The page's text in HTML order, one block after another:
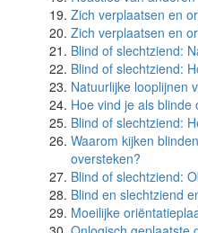
Zich verplaatsen en
Zich verplaatsen en
Blind of slechtziend:
Blind of slechtziend:
Natuurlijke looplijnen
Hoe vind je als
Blind of slechtziend:
Waarom kijken
oversteken?
Blind of slechtziend:
Blind en slechtziend
Moeilijke